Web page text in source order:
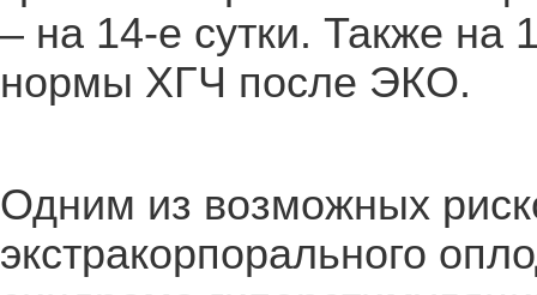
– на 14-е сутки. Также на
нормы ХГЧ после ЭКО.
Одним из возможных
экстракорпорального